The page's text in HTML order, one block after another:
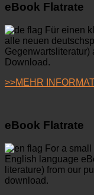
eBook Flatrate
Für einen
alle neuen
Gegenwartsliteratur)
Download.
>>MEHR
eBook Flatrate
For a
English language
literature) from our
download.